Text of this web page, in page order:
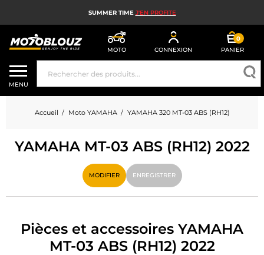
SUMMER TIME J'EN PROFITE
MOTO CONNEXION
0
PANIER
CASQUE MOTO
ÉQUIPEMENT MOTO HOMME
ÉQUIPEMENT MOTO FEMME
MX, ENDURO ET TRIAL
HIGH TECH MOTO
AIRBAG MOTO
PIÈCES MOTO ET OUTILLAGE
ACCESSOIRES MOTO
MENU
Accueil Moto YAMAHA YAMAHA 320 MT-03 ABS (RH12)
YAMAHA MT-03 ABS (RH12) 2022
MODIFIER ENREGISTRER
Pièces et accessoires YAMAHA
MT-03 ABS (RH12) 2022